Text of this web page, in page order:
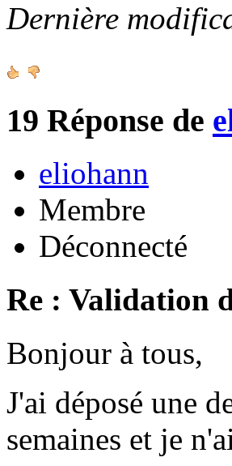
Dernière
19 Réponse de
eliohann
Membre
Déconnecté
Re : Validation
Bonjour à tous,
J'ai déposé une
semaines et je